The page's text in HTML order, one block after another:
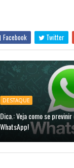
Facebook Twitter
DESTAQUE
Dica.: Veja como se
WhatsApp!